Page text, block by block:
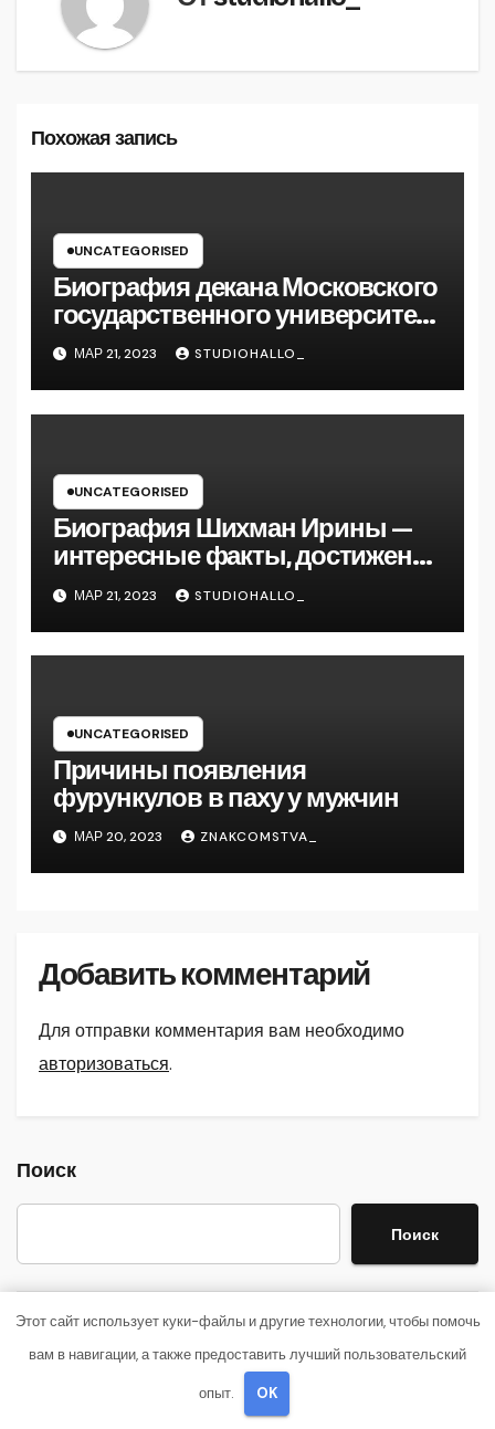
Похожая запись
UNCATEGORISED
Биография декана Московского
государственного университета
Андрея Сидорова — от студента
до руководителя
МАР 21, 2023 STUDIOHALLO_
UNCATEGORISED
Биография Шихман Ирины —
интересные факты, достижения
и путь к успеху
МАР 21, 2023 STUDIOHALLO_
UNCATEGORISED
Причины появления
фурункулов в паху у мужчин
МАР 20, 2023 ZNAKCOMSTVA_
Добавить комментарий
Для отправки комментария вам необходимо
авторизоваться.
Поиск
Поиск
Последние записи
Детские инвалидные кресла-коляски с ручным
Этот сайт использует куки-файлы и другие технологии, чтобы помочь
вам в навигации, а также предоставить лучший пользовательский
опыт. OK